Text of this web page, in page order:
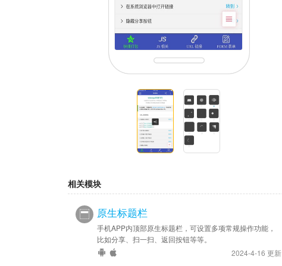
相关模块
原生标题栏
手机APP内顶部原生标题栏，可设置多项常规操作功能，
比如分享、扫一扫、返回按钮等等。
2024-4-16 更新